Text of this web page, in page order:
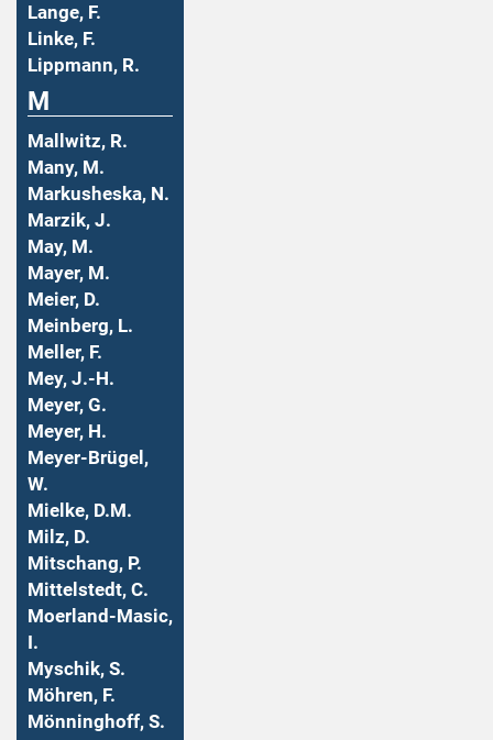
Lange, F.
Linke, F.
Lippmann, R.
M
Mallwitz, R.
Many, M.
Markusheska, N.
Marzik, J.
May, M.
Mayer, M.
Meier, D.
Meinberg, L.
Meller, F.
Mey, J.-H.
Meyer, G.
Meyer, H.
Meyer-Brügel,
W.
Mielke, D.M.
Milz, D.
Mitschang, P.
Mittelstedt, C.
Moerland-Masic,
I.
Myschik, S.
Möhren, F.
Mönninghoff, S.